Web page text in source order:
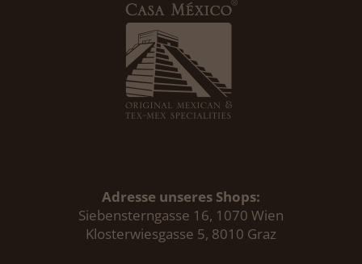
Adresse unseres Shops:
Siebensterngasse 16, 1070 Wien
Klosterwiesgasse 5, 8010 Graz